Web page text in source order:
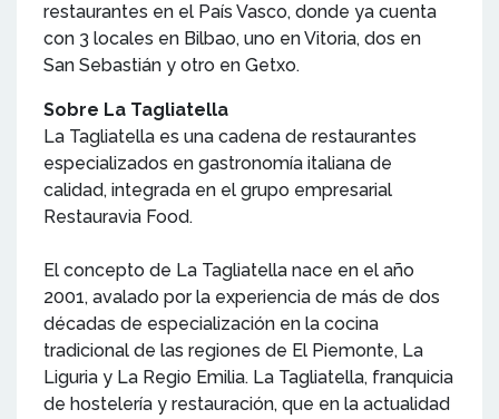
restaurantes en el País Vasco, donde ya cuenta
con 3 locales en Bilbao, uno en Vitoria, dos en
San Sebastián y otro en Getxo.
Sobre La Tagliatella
La Tagliatella es una cadena de restaurantes
especializados en gastronomía italiana de
calidad, integrada en el grupo empresarial
Restauravia Food.
El concepto de La Tagliatella nace en el año
2001, avalado por la experiencia de más de dos
décadas de especialización en la cocina
tradicional de las regiones de El Piemonte, La
Liguria y La Regio Emilia. La Tagliatella, franquicia
de hostelería y restauración, que en la actualidad